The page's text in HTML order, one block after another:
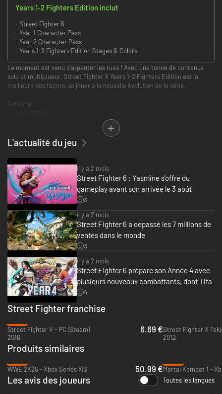
Years 1-2 Fighters Edition inclut
- Street Fighter 6
- Year 1 Character Pass
- Year 2 Character Pass
- Years 1-2 Fighters Edition Stages & Colors
Le moment est venu d'arpenter les rues ! Avec une tonne de contenus
solo et multijoueur, Street Fighter 6 Years 1-2 Fighters Edition est la
meilleure des façons de jouer à la nouvelle évolution de la série.
Contenu
┗ 4 personnages supplémentaires (Rashid, A.K.I., Ed, Akuma)
┗ 4 couleurs supplémentaires : Couleurs 3 à 10 pour la tenue 1
┗ Bonus : 4 200 Drive Tickets
・Year 2 Character Pass
┗ 4 personnages supplémentaires (M. Bison, Terry, Mai, Elena)
┗ 4 couleurs supplémentaires : Couleurs 3 à 10 pour la tenue 1
┗ Bonus : 4 200 Drive Tickets
・Stages et couleurs de Years 1-2 Fighters Edition
┗ 4 stages supplémentaires (RUINED LAB, ENMA'S HOLLOW, Pao Pao Café
6, Restes de Reniala)
┗ 18 couleurs pour les personnages du lancement : tenue 1, couleurs 3 à
10
L'actualité du jeu
il y a 2 mois
Street Fighter 6 : Yasmine s'offre du
gameplay avant son arrivée le 3 août
3
il y a 2 mois
Street Fighter 6 a dépassé les 7 millions de
ventes dans le monde
3
il y a 2 mois
Street Fighter 6 prépare son Année 4 avec
plusieurs nouveaux combattants, dont Tifa
4
Street Fighter franchise
Street Fighter V - PC (Steam)
2016
6.69 €Street Fighter X
2012
Produits similaires
WWE 2K26 - Xbox Series X|S
50.99 €Mortal Kombat 1 -
Les avis des joueurs Toutes les langues